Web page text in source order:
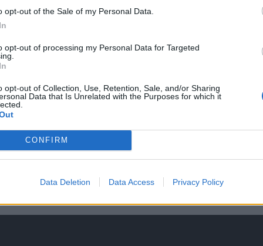
opt-out of the Sale of my Personal Data.
opt-out of processing my Personal Data for Targeted
opt-out of Collection, Use, Retention, Sale, and/or Sharing
Data that Is Unrelated with the Purposes for which it
CONFIRM
Data Deletion Data Access Privacy Policy
το επόμενο μέρος του σχεδίου του
Αλίκης
στο δωμάτιό της μέχρι να εξοντώσει
να τον απομακρύνει οριστικά από τις ζωές
δεν θα αποδειχθεί καθόλου εύκολη υπόθεση.
παλέψει για δεύτερη φορά με τον Πέτρο και